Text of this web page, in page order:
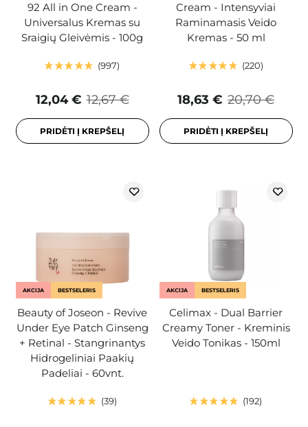
92 All in One Cream -
Universalus Kremas su
Sraigių Gleivėmis - 100g
997
12,67 €
12,04 €
PRIDĖTI Į KREPŠELĮ
Cream - Intensyviai
Raminamasis Veido
Kremas - 50 ml
220
20,70 €
18,63 €
PRIDĖTI Į KREPŠELĮ
AKCIJA BESTSELERIS
Beauty of Joseon - Revive
Under Eye Patch Ginseng
+ Retinal - Stangrinantys
Hidrogeliniai Paakių
Padeliai - 60vnt.
39
AKCIJA BESTSELERIS
Celimax - Dual Barrier
Creamy Toner - Kreminis
Veido Tonikas - 150ml
192